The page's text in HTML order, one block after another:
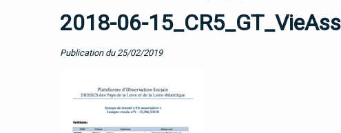
2018-06-
Publication du 25/02/2019